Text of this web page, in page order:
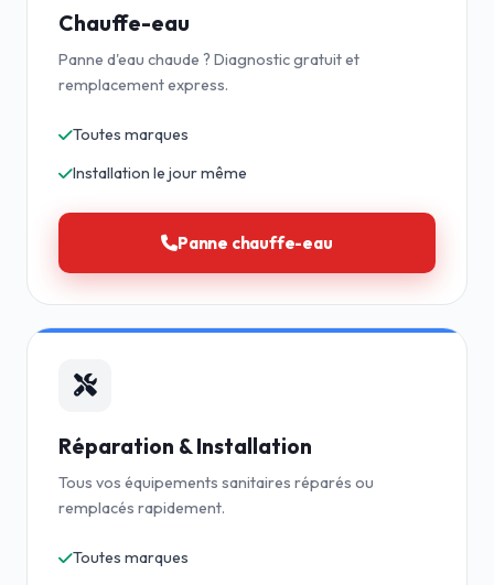
Chauffe-eau
Panne d'eau chaude ? Diagnostic gratuit et
remplacement express.
Toutes marques
Installation le jour même
Panne chauffe-eau
Réparation & Installation
Tous vos équipements sanitaires réparés ou
remplacés rapidement.
Toutes marques